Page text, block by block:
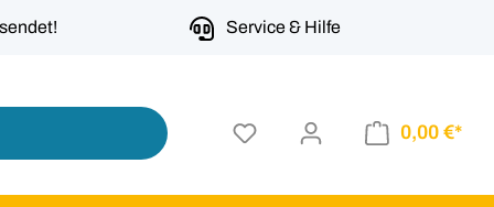
Service & Hilfe
0,00 €*